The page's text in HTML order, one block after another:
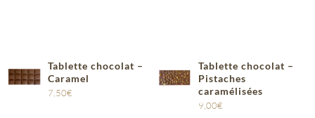
Tablette chocolat –
Caramel
7,50€
Tablette chocolat –
Pistaches
caramélisées
9,00€